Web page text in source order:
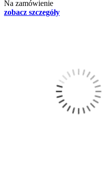
Na zamówienie
zobacz szczegóły